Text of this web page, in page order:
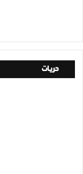
حريات